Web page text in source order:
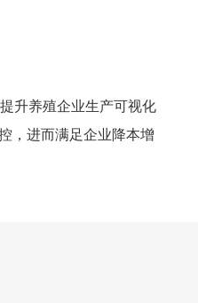
升养殖企业生产可视化
，进而满足企业降本增